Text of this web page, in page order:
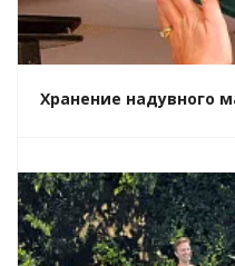
Хранение надувного